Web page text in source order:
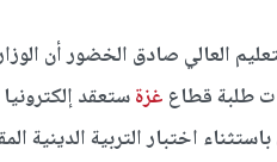
العالي صادق الخضور أن
طلبة قطاع غزةستعقد